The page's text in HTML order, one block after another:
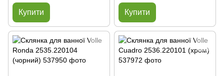
Купити Купити